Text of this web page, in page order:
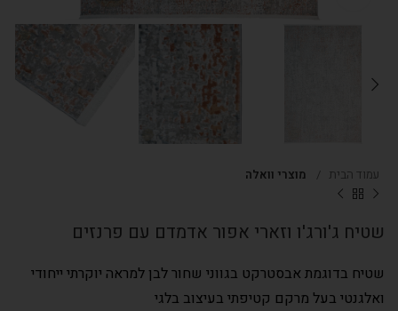
עמוד הבית מוצרי וואלה
שטיח ג'ורג'ו וזארי אפור אדמדם עם פרנזים
שטיח בדוגמת אבסטרקט בגווני שחור לבן למראה יוקרתי ייחודי
ואלגנטי בעל מרקם קטיפתי בעיצוב בלגי